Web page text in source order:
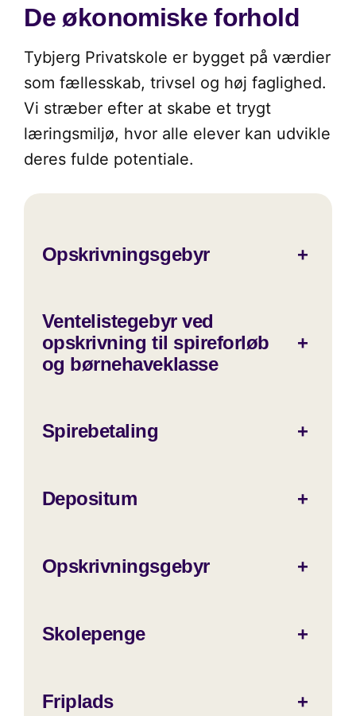
De økonomiske forhold
Tybjerg Privatskole er bygget på værdier
som fællesskab, trivsel og høj faglighed.
Vi stræber efter at skabe et trygt
læringsmiljø, hvor alle elever kan udvikle
deres fulde potentiale.
Opskrivningsgebyr +
Ventelistegebyr ved
opskrivning til spireforløb
og børnehaveklasse
+
Spirebetaling +
Depositum +
Opskrivningsgebyr +
Skolepenge +
Friplads +